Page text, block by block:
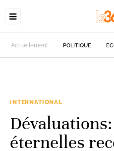
Actuellement POLITIQUE
INTERNATIONAL
éternelles